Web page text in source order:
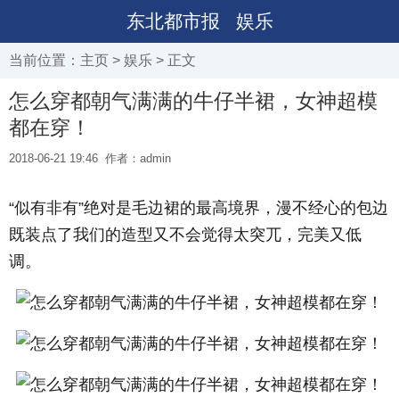
东北都市报 娱乐
当前位置： 主页 > 娱乐 > 正文
怎么穿都朝气满满的牛仔半裙，女神超模
都在穿！
2018-06-21 19:46 作者：admin
“似有非有”绝对是毛边裙的最高境界，漫不经心的包边
既装点了我们的造型又不会觉得太突兀，完美又低
调。